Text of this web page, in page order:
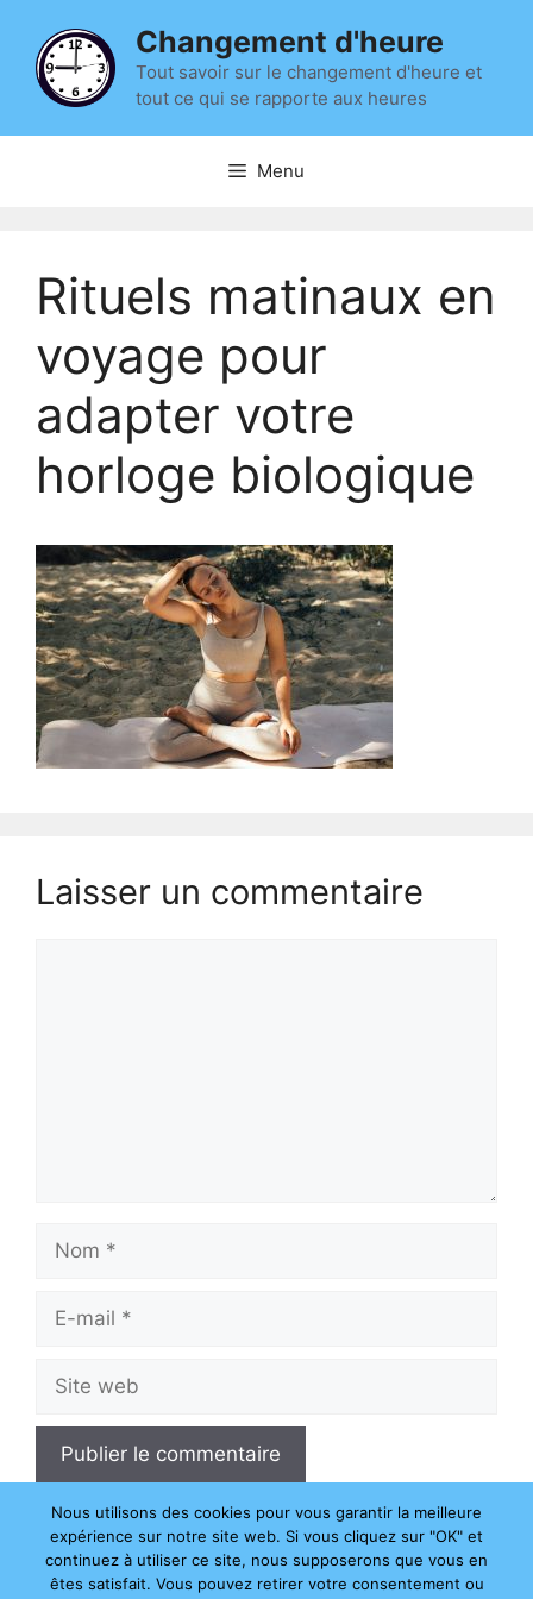
contenu
Changement d'heure
Tout savoir sur le changement d'heure et
tout ce qui se rapporte aux heures
Menu
Rituels matinaux en
voyage pour
adapter votre
horloge biologique
Laisser un commentaire
Nom
Site
web
© 2026 Changement d'heure• Construit avec
Nous utilisons des cookies pour vous garantir la meilleure
expérience sur notre site web. Si vous cliquez sur "OK" et
continuez à utiliser ce site, nous supposerons que vous en
êtes satisfait. Vous pouvez retirer votre consentement ou